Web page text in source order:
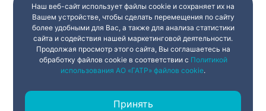
Чарльз Камерон —
любимый архитектор
императрицы, создатель
парковых ансамблей и
мастер галерей
24 августа 202003:55
Экопикник — завтрак на
траве без вреда для
природы
24 августа 202003:55
Наш веб-сайт использует файлы cookie и сохраняет их на
Вашем устройстве, чтобы сделать перемещения по сайту
более удобными для Вас, а также для анализа статистики
сайта и содействия нашей маркетинговой деятельности.
Продолжая просмотр этого сайта, Вы соглашаетесь на
обработку файлов cookie в соответствии с Политикой
использования АО «ГАТР» файлов cookie.
Принять